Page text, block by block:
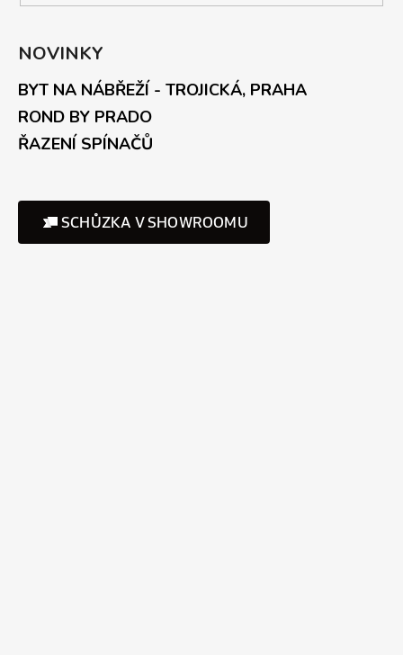
NOVINKY
BYT NA NÁBŘEŽÍ - TROJICKÁ, PRAHA
ROND BY PRADO
ŘAZENÍ SPÍNAČŮ
SCHŮZKA V SHOWROOMU